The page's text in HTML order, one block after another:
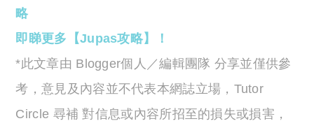
略
即睇更多【Jupas攻略】！
*此文章由 Blogger個人／編輯團隊 分享並僅供參
考，意見及內容並不代表本網誌立場，Tutor
Circle 尋補 對信息或內容所招至的損失或損害，